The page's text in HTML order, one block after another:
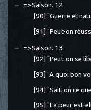
=>Saison. 12
[90] "Guerre et
[91] "Peut-on
=>Saison. 13
[92] "Peut-on se
[93] "A quoi bon
[94] "Sait-on ce
[95] "La peur est-